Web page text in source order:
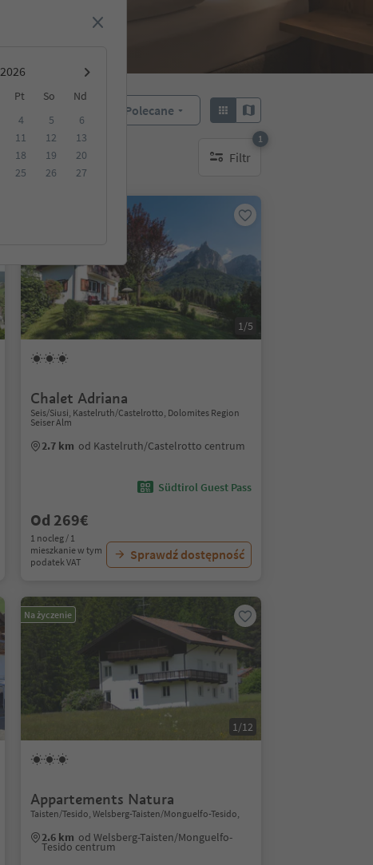
Pt So
Nd
4 5
6
11 12
13
18 19
20
25 26
27
Polecane
Filtr
1
1 aktywny filtr
1/5
Chalet Adriana
Seis/Siusi, Kastelruth/Castelrotto, Dolomites Region
Seiser Alm
2.7 km od Kastelruth/Castelrotto centrum
Südtirol Guest Pass
Od 269€
1 nocleg / 1
mieszkanie w tym
podatek VAT
Sprawdź dostępność
Na życzenie
1/12
Appartements Natura
Taisten/Tesido, Welsberg-Taisten/Monguelfo-Tesido,
2.6 km od Welsberg-Taisten/Monguelfo-
Tesido centrum